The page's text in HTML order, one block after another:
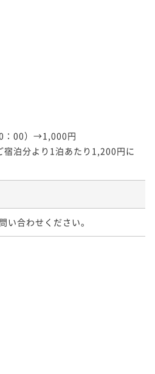
：00）→1,000円
宿泊分より1泊あたり1,200円に
い合わせください。